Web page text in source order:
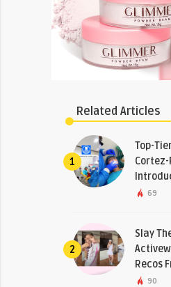
Related Articles
1
Top-
Cortez-
69
2
Slay
Recos
90